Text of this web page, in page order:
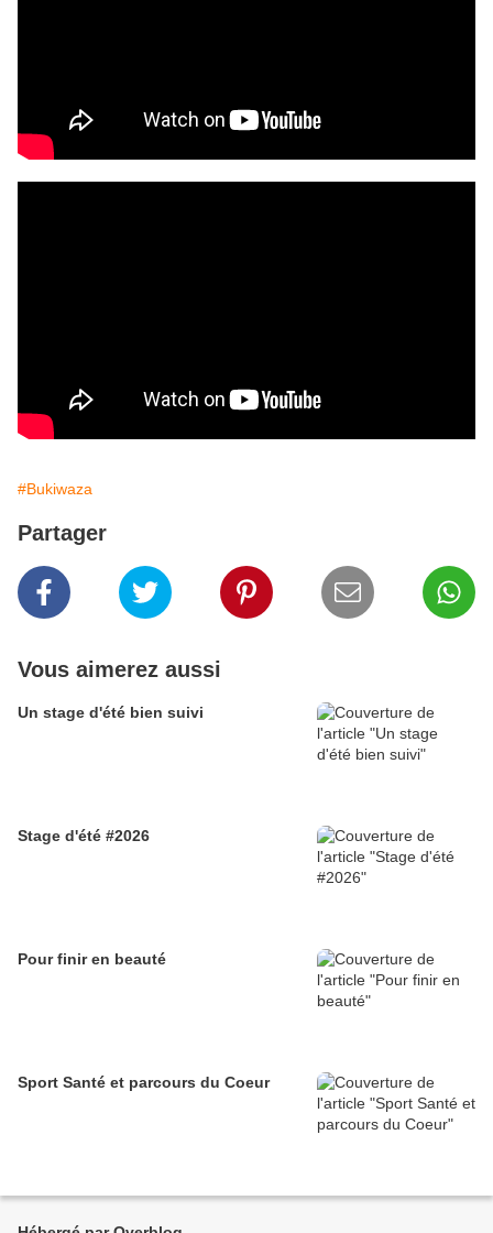
#Bukiwaza
Partager
Vous aimerez aussi
Un stage d'été bien suivi
Stage d'été #2026
Pour finir en beauté
Sport Santé et parcours du Coeur